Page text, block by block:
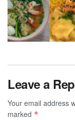
Leave a
Your email address
marked *